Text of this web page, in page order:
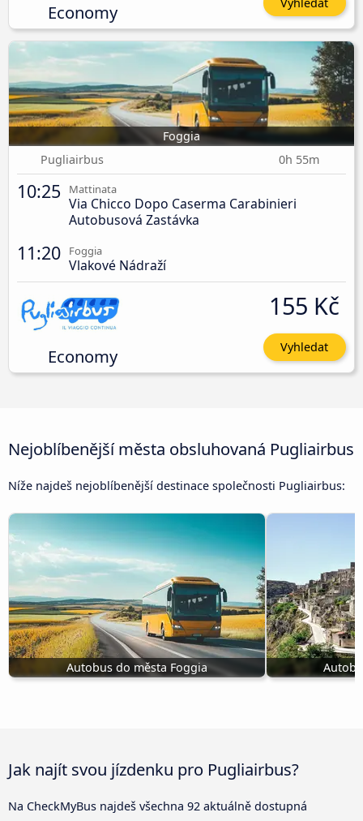
Economy
Foggia
Pugliairbus
0h 55m
10:25 Mattinata
Via Chicco Dopo Caserma Carabinieri
Autobusová Zastávka
11:20 Foggia
Vlakové Nádraží
Economy
155 Kč
Vyhledat
Nejoblíbenější města obsluhovaná Pugliairbus
Níže najdeš nejoblíbenější destinace společnosti Pugliairbus:
Autobus do města Foggia
Jak najít svou jízdenku pro Pugliairbus?
Na CheckMyBus najdeš všechna 92 aktuálně dostupná